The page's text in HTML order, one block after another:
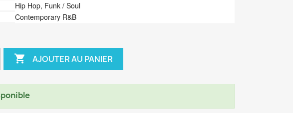
Hip Hop, Funk / Soul
Contemporary R&B
 AJOUTER AU PANIER